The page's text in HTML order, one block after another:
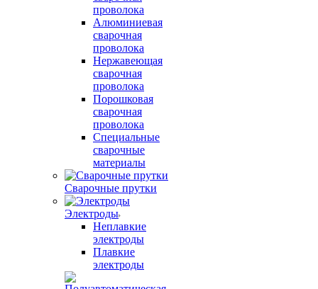
проволока
Алюминиевая
сварочная
проволока
Нержавеющая
сварочная
проволока
Порошковая
сварочная
проволока
Специальные
сварочные
материалы
Сварочные прутки
Электроды
Неплавкие
электроды
Плавкие
электроды